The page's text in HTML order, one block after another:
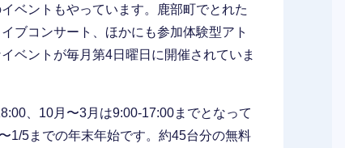
ベントもやっています。鹿部町でとれた
ブコンサート、ほかにも参加体験型アト
ベントが毎月第4日曜日に開催されていま
、10月〜3月は9:00-17:00までとなって
1/5までの年末年始です。約45台分の無料